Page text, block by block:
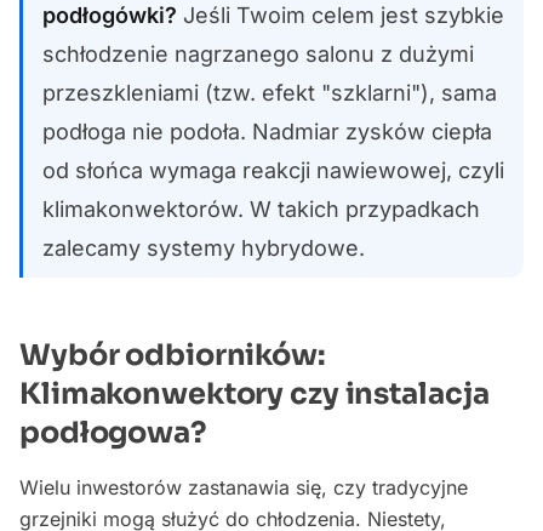
podłogówki? Jeśli Twoim celem jest szybkie
schłodzenie nagrzanego salonu z dużymi
przeszkleniami (tzw. efekt "szklarni"), sama
podłoga nie podoła. Nadmiar zysków ciepła
od słońca wymaga reakcji nawiewowej, czyli
klimakonwektorów. W takich przypadkach
zalecamy systemy hybrydowe.
Wybór odbiorników:
Klimakonwektory czy instalacja
podłogowa?
Wielu inwestorów zastanawia się, czy tradycyjne
grzejniki mogą służyć do chłodzenia. Niestety,